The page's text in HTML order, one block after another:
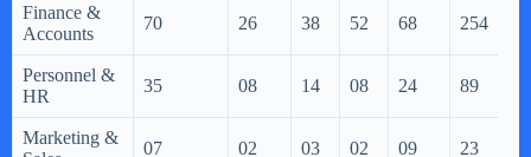
Finance &
Accounts
70 26 38 52 68 254
Personnel &
HR
35 08 14 08 24 89
Marketing &
07 02 03 02 09 23